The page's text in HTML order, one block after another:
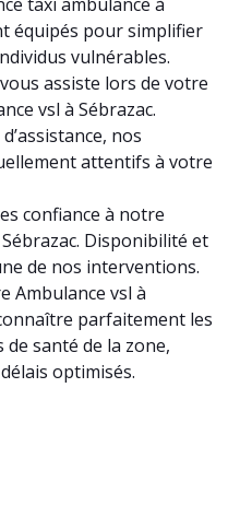
équipés pour simplifier
vulnérables.
assiste lors de votre
vsl à Sébrazac.
nos
attentifs à votre
confiance à notre
Disponibilité et
de nos interventions.
Ambulance vsl à
parfaitement les
santé de la zone,
optimisés.